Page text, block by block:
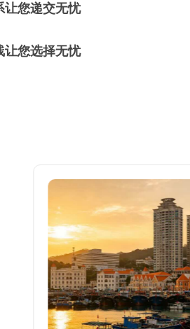
让您递交无忧
让您选择无忧